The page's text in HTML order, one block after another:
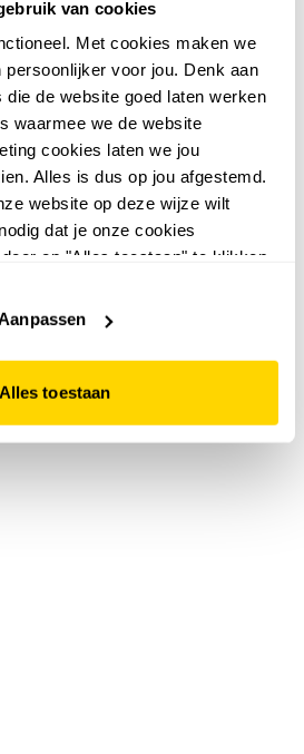
van cookies
Met cookies maken we
voor jou. Denk aan
de website goed laten werken
waarmee we de website
cookies laten we jou
Alles is dus op jou afgestemd.
website op deze wijze wilt
dat je onze cookies
op "Alles toestaan" te klikken.
Alles toestaan